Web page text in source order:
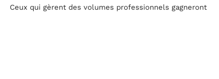
Ceux qui gèrent des volumes professionnels gagneront